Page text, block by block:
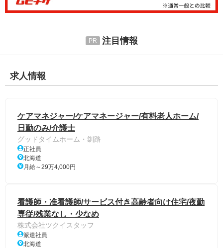
注目情報
求人情報
ケアマネジャー/ケアマネージャー/有料老人ホーム/
日勤のみ/介護士
グッドタイムホーム・釧路
正社員
北海道
月給～29万4,000円
看護師・准看護師/サービス付き高齢者向け住宅/夜勤
専従/残業なし・少なめ
株式会社ツクイスタッフ
派遣社員
北海道